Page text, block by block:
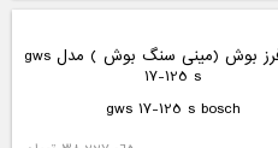
مینی سنگ بوش مدل gws 20-125 sb
professional
gws 20-125 sb professional bosch